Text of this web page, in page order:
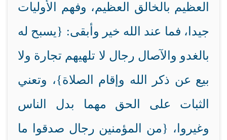
العظيم بالخالق العظيم، وفهم الأوليات
جيدا، فما عند الله خير وأبقى: {يسبح له
بالغدو والآصال رجال لا تلهيهم تجارة ولا
بيع عن ذكر الله وإقام الصلاة}، وتعني
الثبات على الحق مهما بدل الناس
وغيروا، {من المؤمنين رجال صدقوا ما